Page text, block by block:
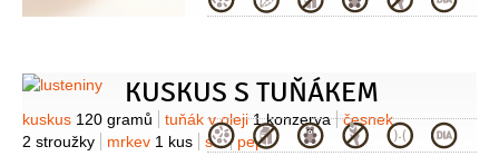
(může být i hnědá nebo černá-
kukuřičné,žitné)
řasy mořské
(kousek)
KUSKUS S TUŇÁKEM
Suroviny
kuskus 120 gramů tuňák v oleji1 konzerva
česnek
2 stroužky
mrkev 1 kus sůl pepř
Kategorie